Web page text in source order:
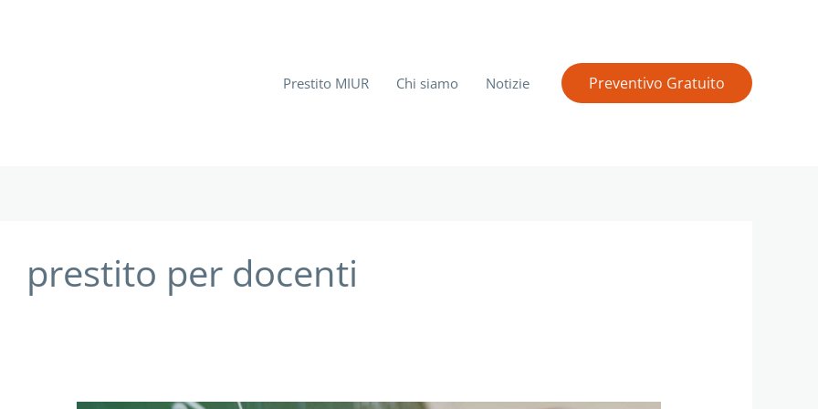
Prestito MIUR
Chi siamo Notizie Preventivo Gratuito
prestito per docenti